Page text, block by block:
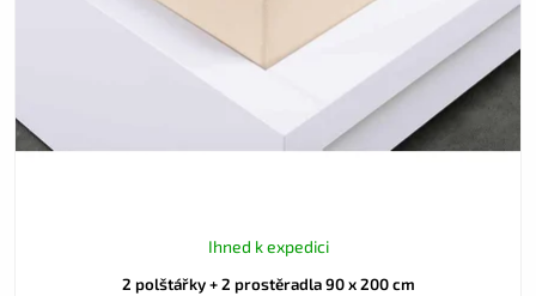
2 polštářky + 2 prostěradla 90 x 200 cm
Ihned k expedici